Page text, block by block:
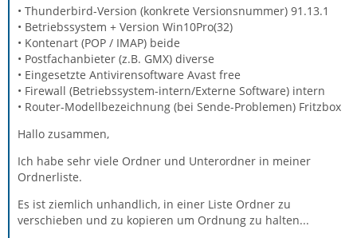
• Thunderbird-Version (konkrete Versionsnummer) 91.13.1
• Betriebssystem + Version Win10Pro(32)
• Kontenart (POP / IMAP) beide
• Postfachanbieter (z.B. GMX) diverse
• Eingesetzte Antivirensoftware Avast free
• Firewall (Betriebssystem-intern/Externe Software) intern
• Router-Modellbezeichnung (bei Sende-Problemen) Fritzbox
Hallo zusammen,
Ich habe sehr viele Ordner und Unterordner in meiner
Ordnerliste.
Es ist ziemlich unhandlich, in einer Liste Ordner zu
verschieben und zu kopieren um Ordnung zu halten...